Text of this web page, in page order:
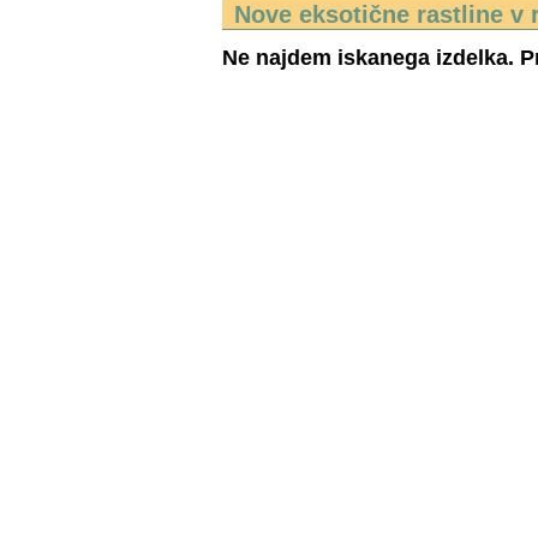
Nove eksotične rastline v
Ne najdem iskanega izdelka.